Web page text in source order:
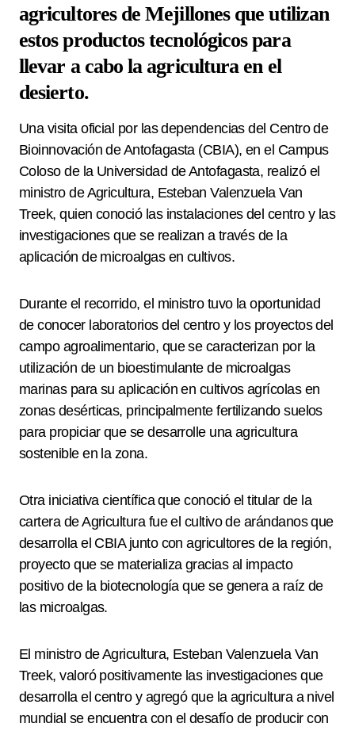
agricultores de Mejillones que utilizan
estos productos tecnológicos para
llevar a cabo la agricultura en el
desierto.
Una visita oficial por las dependencias del Centro de
Bioinnovación de Antofagasta (CBIA), en el Campus
Coloso de la Universidad de Antofagasta, realizó el
ministro de Agricultura, Esteban Valenzuela Van
Treek, quien conoció las instalaciones del centro y las
investigaciones que se realizan a través de la
aplicación de microalgas en cultivos.
Durante el recorrido, el ministro tuvo la oportunidad
de conocer laboratorios del centro y los proyectos del
campo agroalimentario, que se caracterizan por la
utilización de un bioestimulante de microalgas
marinas para su aplicación en cultivos agrícolas en
zonas desérticas, principalmente fertilizando suelos
para propiciar que se desarrolle una agricultura
sostenible en la zona.
Otra iniciativa científica que conoció el titular de la
cartera de Agricultura fue el cultivo de arándanos que
desarrolla el CBIA junto con agricultores de la región,
proyecto que se materializa gracias al impacto
positivo de la biotecnología que se genera a raíz de
las microalgas.
El ministro de Agricultura, Esteban Valenzuela Van
Treek, valoró positivamente las investigaciones que
desarrolla el centro y agregó que la agricultura a nivel
mundial se encuentra con el desafío de producir con